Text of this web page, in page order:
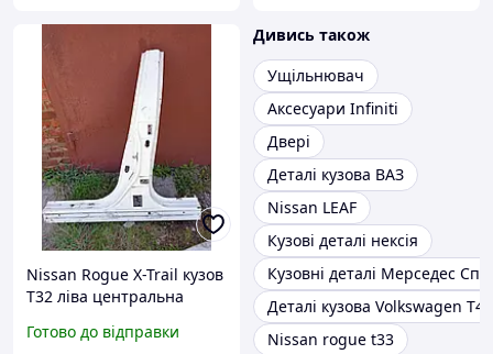
Nissan Rogue X-Trail кузов
Т32 ліва центральна
Готово до відправки
Дивись також
Ущільнювач
Аксесуари Infiniti
Двері
Деталі кузова ВАЗ
Nissan LEAF
Кузові деталі нексія
Кузовні деталі Мерседес
Деталі кузова Volkswagen T4
Nissan rogue t33